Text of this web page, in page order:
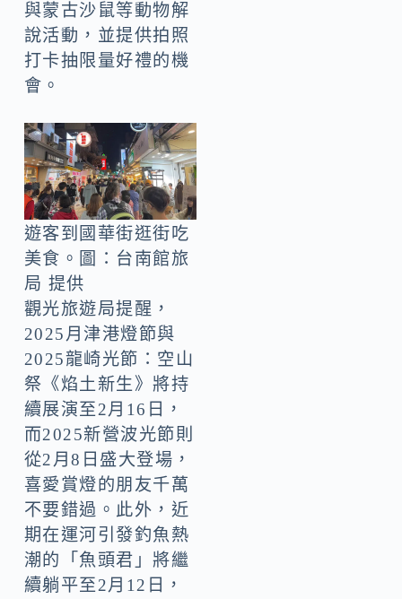
與蒙古沙鼠等動物解
說活動，並提供拍照
打卡抽限量好禮的機
會。
遊客到國華街逛街吃
美食。圖：台南館旅
局 提供
觀光旅遊局提醒，
2025月津港燈節與
2025龍崎光節：空山
祭《焰土新生》將持
續展演至2月16日，
而2025新營波光節則
從2月8日盛大登場，
喜愛賞燈的朋友千萬
不要錯過。此外，近
期在運河引發釣魚熱
潮的「魚頭君」將繼
續躺平至2月12日，